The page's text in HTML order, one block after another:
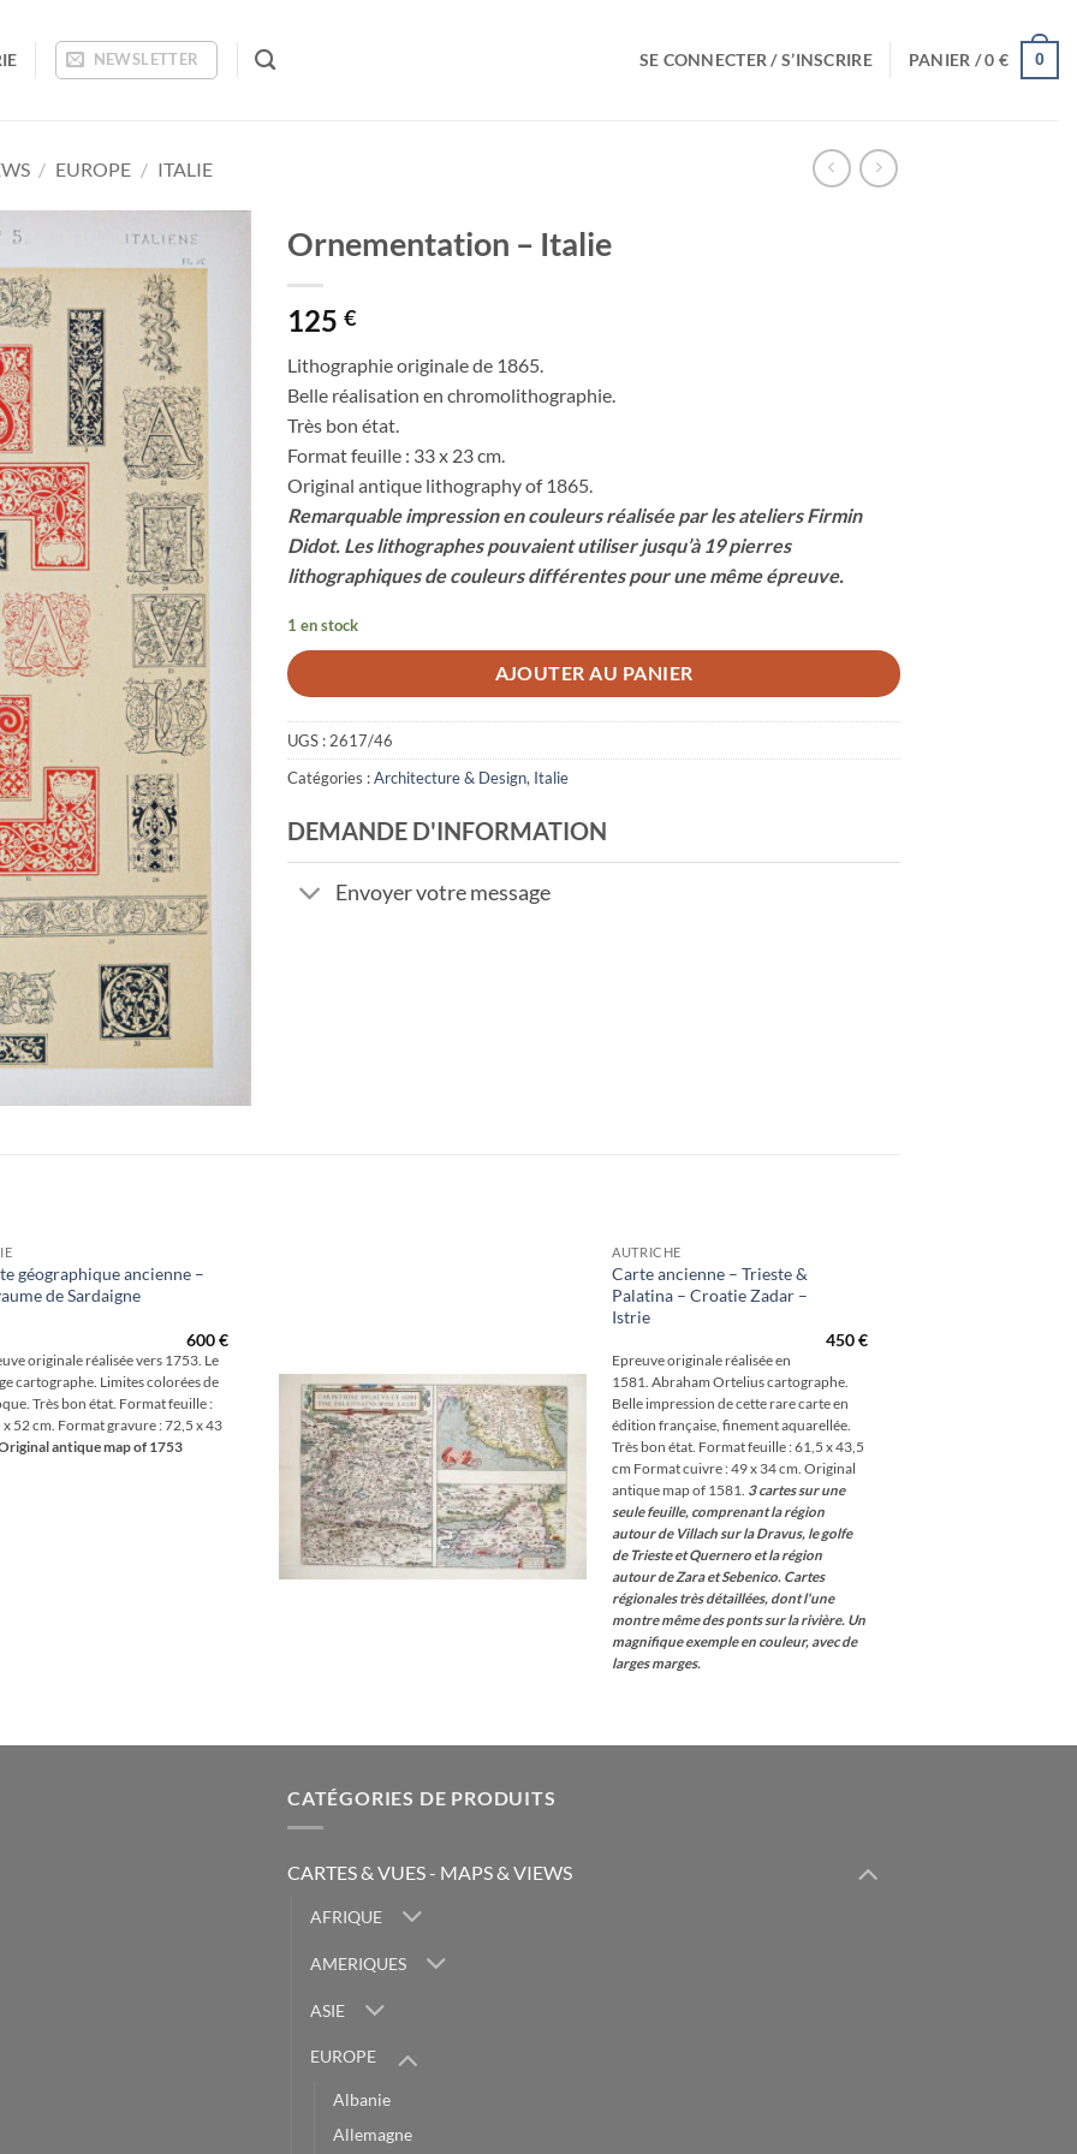
NEWSLETTER SE CONNECTER / S’INSCRIRE PANIER /0€ 0
/ EUROPE / ITALIE
Ajouter
wishlist
Ornementation – Italie
125 €
Lithographie originale de 1865.
Belle réalisation en chromolithographie.
Très bon état.
Format feuille : 33 x 23 cm.
Original antique lithography of 1865.
Remarquable impression en couleurs réalisée par les ateliers Firmin
Didot. Les lithographes pouvaient utiliser jusqu’à 19 pierres
lithographiques de couleurs différentes pour une même épreuve.
1 en stock
AJOUTER AU PANIER
UGS :2617/46
Catégories :Architecture & Design, Italie
DEMANDE D'INFORMATION
Envoyer votre message
géographique ancienne –
de Sardaigne
600€
originale réalisée vers 1753. Le
cartographe. Limites colorées de
Très bon état. Format feuille :
x 52 cm. Format gravure : 72,5 x 43
antique map of 1753
AUTRICHE
Carte ancienne – Trieste &
Palatina – Croatie Zadar –
Istrie
450€
Epreuve originale réalisée en
1581. Abraham Ortelius cartographe.
Belle impression de cette rare carte en
édition française, finement aquarellée.
Très bon état. Format feuille : 61,5 x 43,5
cm Format cuivre : 49 x 34 cm. Original
antique map of 1581. 3 cartes sur une
seule feuille, comprenant la région
autour de Villach sur la Dravus, le golfe
de Trieste et Quernero et la région
autour de Zara et Sebenico. Cartes
régionales très détaillées, dont l'une
montre même des ponts sur la rivière. Un
magnifique exemple en couleur, avec de
larges marges.
CATÉGORIES DE PRODUITS
CARTES & VUES - MAPS & VIEWS
AFRIQUE
AMERIQUES
ASIE
EUROPE
Albanie
Allemagne